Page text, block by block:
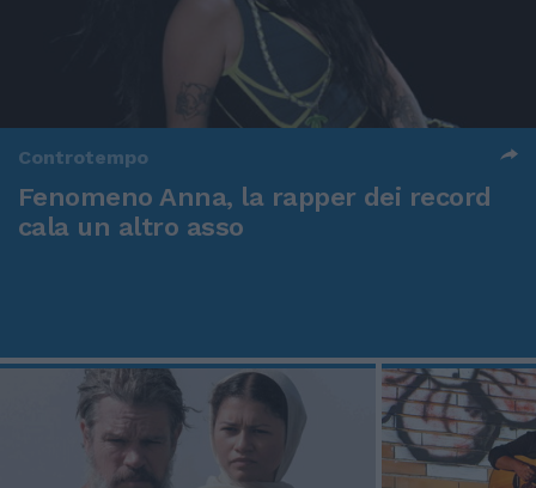
Controtempo
Fenomeno Anna, la rapper dei record
cala un altro asso